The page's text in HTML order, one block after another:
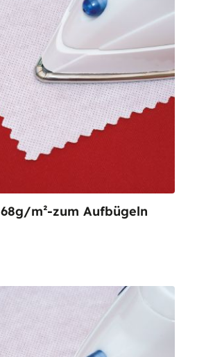
STIFFY 1860B 68g/m²-zum Aufbügeln